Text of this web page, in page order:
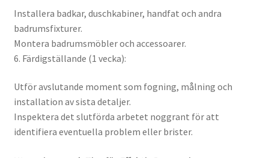
Installera badkar, duschkabiner, handfat och andra
badrumsfixturer.
Montera badrumsmöbler och accessoarer.
6. Färdigställande (1 vecka):
Utför avslutande moment som fogning, målning och
installation av sista detaljer.
Inspektera det slutförda arbetet noggrant för att
identifiera eventuella problem eller brister.